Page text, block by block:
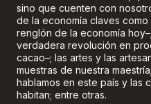
sino que cuenten con
de la economía claves
renglón de la economía
verdadera revolución en
cacao–; las artes y las
muestras de nuestra
hablamos en este país y las
habitan; entre otras.